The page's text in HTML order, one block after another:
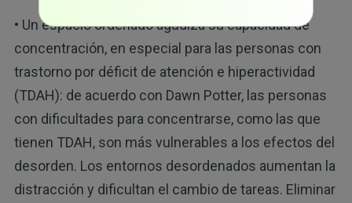
• Un espacio ordenado agudiza su capacidad de
concentración, en especial para las personas con
trastorno por déficit de atención e hiperactividad
(TDAH): de acuerdo con Dawn Potter, las personas
con dificultades para concentrarse, como las que
tienen TDAH, son más vulnerables a los efectos del
desorden. Los entornos desordenados aumentan la
distracción y dificultan el cambio de tareas. Eliminar